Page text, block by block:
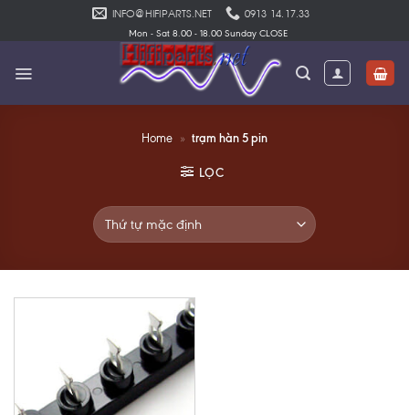
INFO@HIFIPARTS.NET 0913 14.17.33
Mon - Sat 8.00 - 18.00 Sunday CLOSE
Home » trạm hàn 5 pin
LỌC